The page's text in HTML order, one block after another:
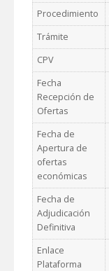
Procedimiento
Trámite
CPV
Fecha
Recepción de
Ofertas
Fecha de
Apertura de
ofertas
económicas
Fecha de
Adjudicación
Definitiva
Enlace
Plataforma